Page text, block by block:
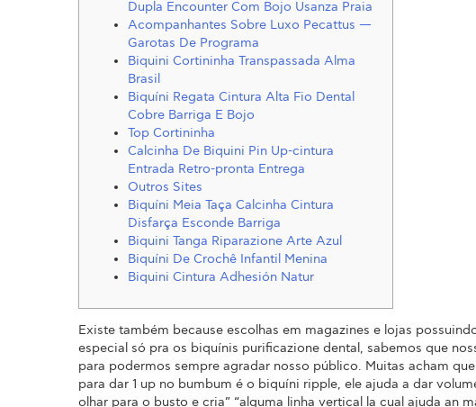
Dupla Encounter Com Bojo Usanza Praia
Acompanhantes Sobre Luxo Pecattus —
Garotas De Programa
Biquini Cortininha Transpassada Alma
Brasil
Biquíni Regata Cintura Alta Fio Dental
Cobre Barriga E Bojo
Top Cortininha
Calcinha De Biquini Pin Up-cintura
Entrada Retro-pronta Entrega
Outros Sites
Biquíni Meia Taça Calcinha Cintura
Disfarça Esconde Barriga
Biquini Tanga Riparazione Arte Azul
Biquíni De Crochê Infantil Menina
Biquini Cintura Adhesión Natur
Existe também because escolhas em magazines e lojas
especial só pra os biquínis purificazione dental, sabemos que
para podermos sempre agradar nosso público. Muitas acham
para dar 1 up no bumbum é o biquíni ripple, ele ajuda a dar
olhar para o busto e cria” “alguma linha vertical la cual ajuda an